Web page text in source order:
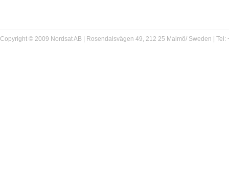
Copyright © 2009 Nordsat AB | Rosendalsvägen 49, 212 25 Malmö/ Sweden |